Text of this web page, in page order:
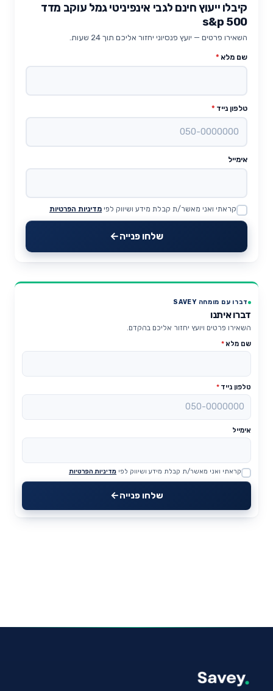
קיבלו ייעוץ חינם לגבי אינפיניטי גמל עוקב מדד
s&p 500
השאירו פרטים — יועץ פנסיוני יחזור אליכם תוך 24 שעות.
שם מלא *
טלפון נייד *
אימייל
Website
קראתי ואני מאשר/ת קבלת מידע ושיווק לפי מדיניות הפרטיות
שלחו פנייה
דברו עם מומחה SAVEY
דברו איתנו
השאירו פרטים ויועץ יחזור אליכם בהקדם.
שם מלא*
טלפון נייד *
אימייל
Website
קראתי ואני מאשר/ת קבלת מידע ושיווק לפי מדיניות הפרטיות
שלחו פנייה